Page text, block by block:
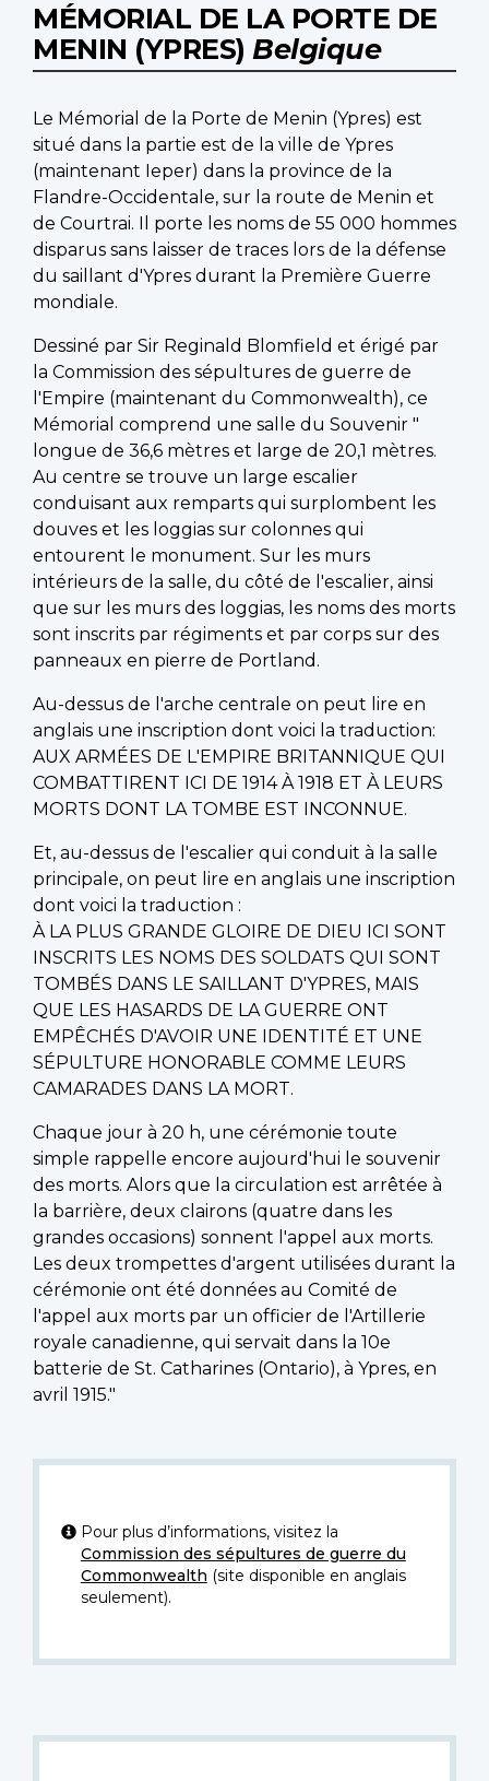
MÉMORIAL DE LA PORTE DE
MENIN (YPRES) Belgique
Le Mémorial de la Porte de Menin (Ypres) est
situé dans la partie est de la ville de Ypres
(maintenant Ieper) dans la province de la
Flandre-Occidentale, sur la route de Menin et
de Courtrai. Il porte les noms de 55 000 hommes
disparus sans laisser de traces lors de la défense
du saillant d'Ypres durant la Première Guerre
mondiale.
Dessiné par Sir Reginald Blomfield et érigé par
la Commission des sépultures de guerre de
l'Empire (maintenant du Commonwealth), ce
Mémorial comprend une salle du Souvenir "
longue de 36,6 mètres et large de 20,1 mètres.
Au centre se trouve un large escalier
conduisant aux remparts qui surplombent les
douves et les loggias sur colonnes qui
entourent le monument. Sur les murs
intérieurs de la salle, du côté de l'escalier, ainsi
que sur les murs des loggias, les noms des morts
sont inscrits par régiments et par corps sur des
panneaux en pierre de Portland.
Au-dessus de l'arche centrale on peut lire en
anglais une inscription dont voici la traduction:
AUX ARMÉES DE L'EMPIRE BRITANNIQUE QUI
COMBATTIRENT ICI DE 1914 À 1918 ET À LEURS
MORTS DONT LA TOMBE EST INCONNUE.
Et, au-dessus de l'escalier qui conduit à la salle
principale, on peut lire en anglais une inscription
dont voici la traduction :
À LA PLUS GRANDE GLOIRE DE DIEU ICI SONT
INSCRITS LES NOMS DES SOLDATS QUI SONT
TOMBÉS DANS LE SAILLANT D'YPRES, MAIS
QUE LES HASARDS DE LA GUERRE ONT
EMPÊCHÉS D'AVOIR UNE IDENTITÉ ET UNE
SÉPULTURE HONORABLE COMME LEURS
CAMARADES DANS LA MORT.
Chaque jour à 20 h, une cérémonie toute
simple rappelle encore aujourd'hui le souvenir
des morts. Alors que la circulation est arrêtée à
la barrière, deux clairons (quatre dans les
grandes occasions) sonnent l'appel aux morts.
Les deux trompettes d'argent utilisées durant la
cérémonie ont été données au Comité de
l'appel aux morts par un officier de l'Artillerie
royale canadienne, qui servait dans la 10e
batterie de St. Catharines (Ontario), à Ypres, en
avril 1915."
Pour plus d’informations, visitez la
Commission des sépultures de guerre du
Commonwealth (site disponible en anglais
seulement).